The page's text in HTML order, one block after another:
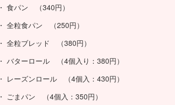
・ 食パン （340円）
・ 全粒食パン （250円）
・ 全粒ブレッド （380円）
・ バターロール （4個入り：380円）
・ レーズンロール （4個入：430円）
・ ごまパン （4個入：350円）